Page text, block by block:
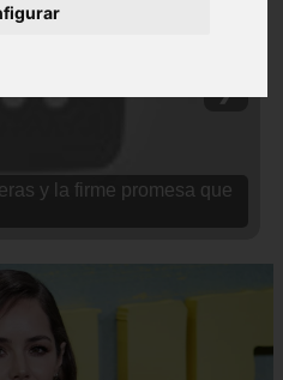
y la firme promesa que